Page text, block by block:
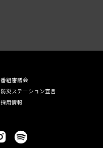
番組審議会
防災ステーション宣言
採用情報